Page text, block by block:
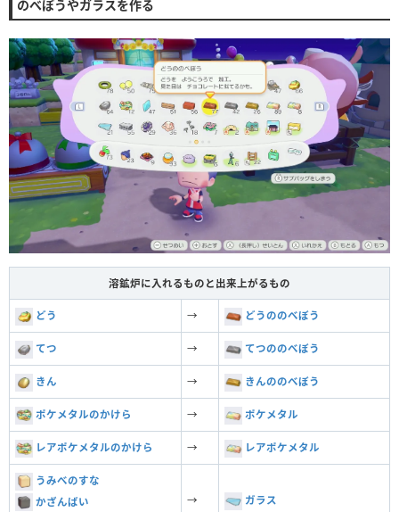
のべぼうやガラスを作る
溶鉱炉に入れるものと出来上がるもの
どう → どうののべぼう
てつ → てつののべぼう
きん → きんののべぼう
ポケメタルのかけら → ポケメタル
レアポケメタルのかけら → レアポケメタル
うみべのすな
かざんばい
→ ガラス